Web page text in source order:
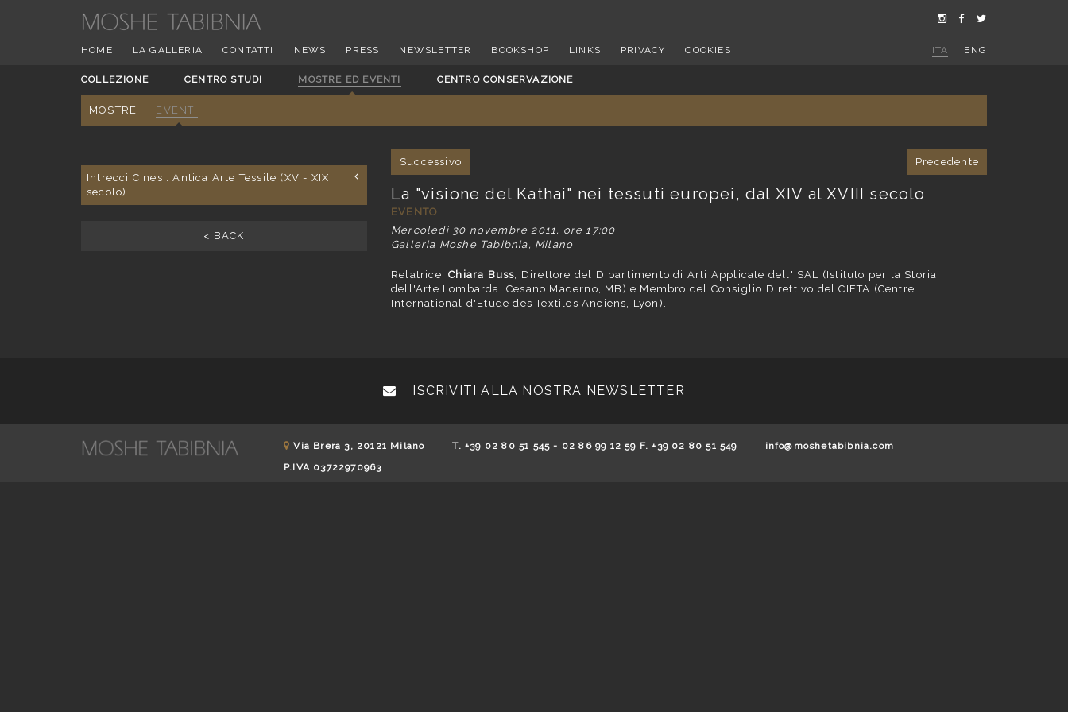
HOME LA GALLERIA CONTATTI NEWS PRESS NEWSLETTER BOOKSHOP LINKS PRIVACY COOKIES ITA ENG
COLLEZIONE CENTRO STUDI MOSTRE ED EVENTI CENTRO CONSERVAZIONE
MOSTRE EVENTI
Successivo Precedente
La "visione del Kathai" nei tessuti europei, dal XIV al XVIII secolo
EVENTO
Mercoledì 30 novembre 2011, ore 17:00
Galleria Moshe Tabibnia, Milano
Relatrice:Chiara Buss, Direttore del Dipartimento di Arti Applicate dell'ISAL (Istituto per la Storia
dell'Arte Lombarda, Cesano Maderno, MB) e Membro del Consiglio Direttivo del CIETA (Centre
International d'Etude des Textiles Anciens, Lyon).
Intrecci Cinesi. Antica Arte Tessile (XV - XIX
secolo)
< BACK
ISCRIVITI ALLA NOSTRA NEWSLETTER
Via Brera 3, 20121 Milano T. +39 02 80 51 545 - 02 86 99 12 59 F. +39 02 80 51 549
info@moshetabibnia.com
P.IVA 03722970963